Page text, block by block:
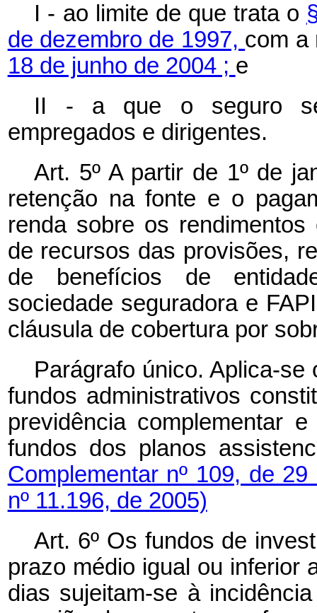
I - ao limite de que trata o
de dezembro de 1997, com a
18 de junho de 2004 ; e
II - a que o seguro
empregados e dirigentes.
Art. 5º A partir de 1º de
retenção na fonte e o
renda sobre os
de recursos das provisões,
de benefícios de
sociedade seguradora e
cláusula de cobertura por
Parágrafo único. Aplica-
fundos administrativos
previdência complementar
fundos dos planos
Complementar nº 109, de
nº 11.196, de 2005)
Art. 6º Os fundos de
prazo médio igual ou inferior
dias sujeitam-se à